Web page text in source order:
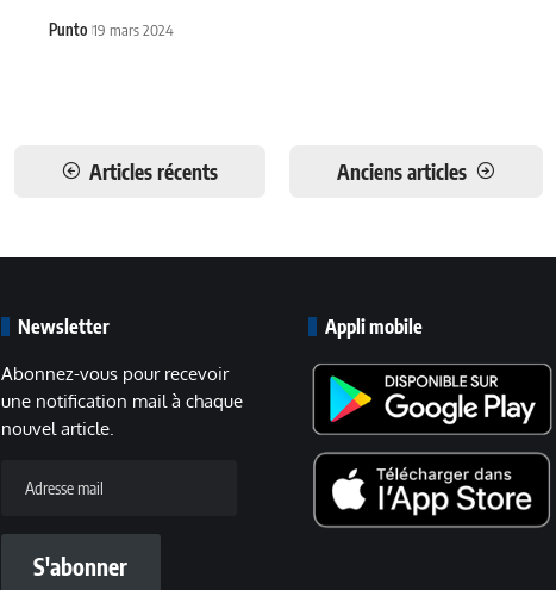
Punto 19 mars 2024
Articles récents Anciens articles
Newsletter
Abonnez-vous pour recevoir
une notification mail à chaque
nouvel article.
mail
S'abonner
Appli mobile